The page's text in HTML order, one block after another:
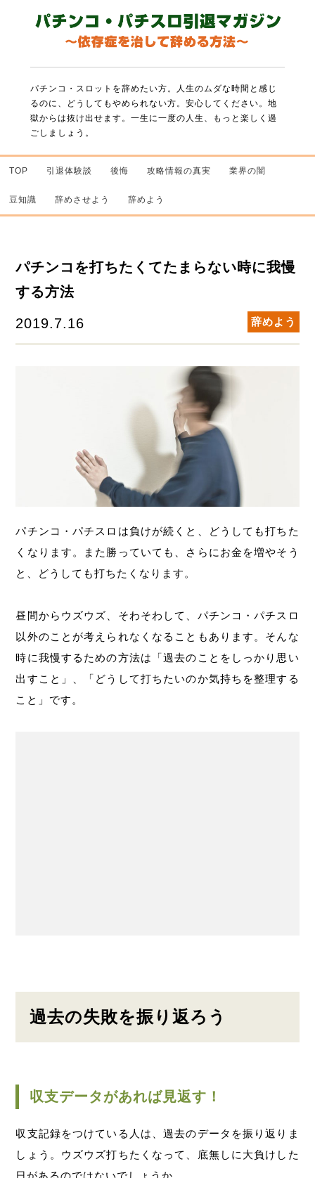
パチンコ・スロットを辞めたい方。人生のムダな時間と感じ
るのに、どうしてもやめられない方。 安心してください。地
獄からは抜け出せます。一生に一度の人生、もっと楽しく過
ごしましょう。
TOP 引退体験談 後悔 攻略情報の真実 業界の闇
豆知識 辞めさせよう 辞めよう
パチンコを打ちたくてたまらない時に我慢
する方法
2019.7.16 辞めよう
パチンコ・パチスロは負けが続くと、どうしても打ちた
くなります。また勝っていても、さらにお金を増やそう
と、どうしても打ちたくなります。
昼間からウズウズ、そわそわして、パチンコ・パチスロ
以外のことが考えられなくなることもあります。そんな
時に我慢するための方法は「過去のことをしっかり思い
出すこと」、「どうして打ちたいのか気持ちを整理する
こと」です。
過去の失敗を振り返ろう
収支データがあれば見返す！
収支記録をつけている人は、過去のデータを振り返りま
しょう。ウズウズ打ちたくなって、底無しに大負けした
日があるのではないでしょうか。